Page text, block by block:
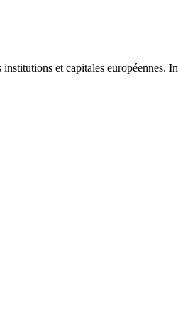
et capitales européennes.